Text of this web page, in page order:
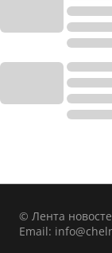
© Лента
Email: